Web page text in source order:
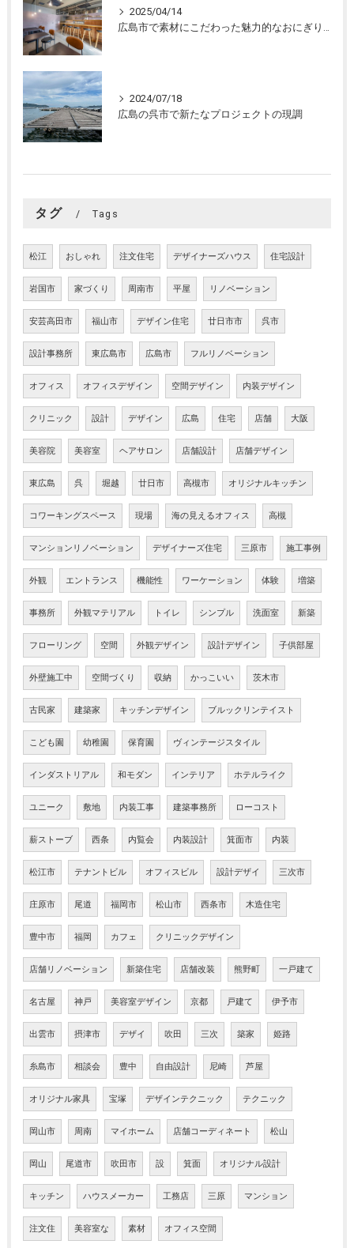
2025/04/14
2024/07/18
広島の呉市で新たなプロジェクトの現調
タグ Tags
松江 おしゃれ 注文住宅 デザイナーズハウス 住宅設計
岩国市 家づくり 周南市 平屋 リノベーション
安芸高田市 福山市 デザイン住宅 廿日市市 呉市
設計事務所 東広島市 広島市 フルリノベーション
オフィス オフィスデザイン 空間デザイン 内装デザイン
クリニック 設計 デザイン 広島 住宅 店舗 大阪
美容院 美容室 ヘアサロン 店舗設計 店舗デザイン
東広島 呉 堀越 廿日市 高槻市 オリジナルキッチン
コワーキングスペース 現場 海の見えるオフィス 高槻
マンションリノベーション デザイナーズ住宅 三原市 施工事例
外観 エントランス 機能性 ワーケーション 体験 増築
事務所 外観マテリアル トイレ シンプル 洗面室 新築
フローリング 空間 外観デザイン 設計デザイン 子供部屋
外壁施工中 空間づくり 収納 かっこいい 茨木市
古民家 建築家 キッチンデザイン ブルックリンテイスト
こども園 幼稚園 保育園 ヴィンテージスタイル
インダストリアル 和モダン インテリア ホテルライク
ユニーク 敷地 内装工事 建築事務所 ローコスト
薪ストーブ 西条 内覧会 内装設計 箕面市 内装
松江市 テナントビル オフィスビル 設計デザイ 三次市
庄原市 尾道 福岡市 松山市 西条市 木造住宅
豊中市 福岡 カフェ クリニックデザイン
店舗リノベーション 新築住宅 店舗改装 熊野町 一戸建て
名古屋 神戸 美容室デザイン 京都 戸建て 伊予市
出雲市 摂津市 デザイ 吹田 三次 築家 姫路
糸島市 相談会 豊中 自由設計 尼崎 芦屋
オリジナル家具 宝塚 デザインテクニック テクニック
岡山市 周南 マイホーム 店舗コーディネート 松山
岡山 尾道市 吹田市 設 箕面 オリジナル設計
キッチン ハウスメーカー 工務店 三原 マンション
注文住 美容室な 素材 オフィス空間